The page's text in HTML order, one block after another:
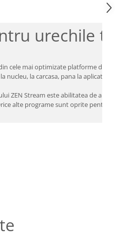
urechile
cele mai optimizate platforme de
nucleu, la carcasa, pana la aplicatii
ZEN Stream este abilitatea de a
alte programe sunt oprite pentru